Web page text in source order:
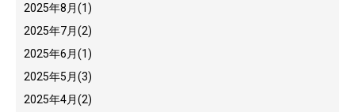
2025年8月(1)
2025年7月(2)
2025年6月(1)
2025年5月(3)
2025年4月(2)